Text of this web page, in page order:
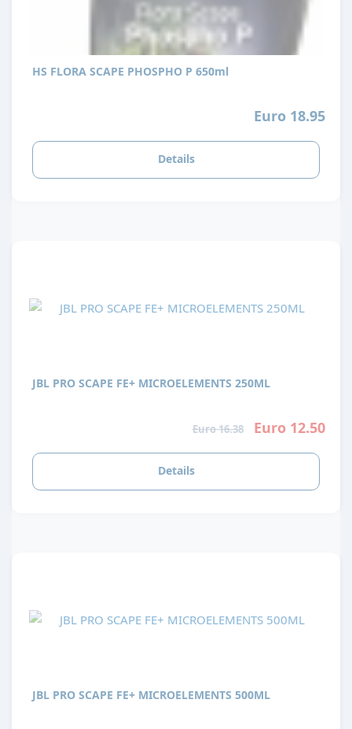
HS FLORA SCAPE PHOSPHO P 650ml
Euro 18.95
Details
JBL PRO SCAPE FE+ MICROELEMENTS 250ML
Euro 16.38 Euro 12.50
Details
JBL PRO SCAPE FE+ MICROELEMENTS 500ML